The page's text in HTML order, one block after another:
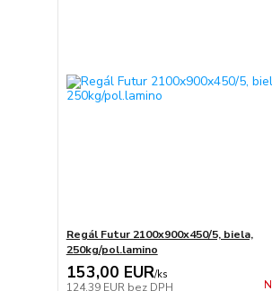
Regál Futur 2100x900x450/5, biela,
250kg/pol.lamino
153,00 EUR/ks
124,39 EUR bez DPH